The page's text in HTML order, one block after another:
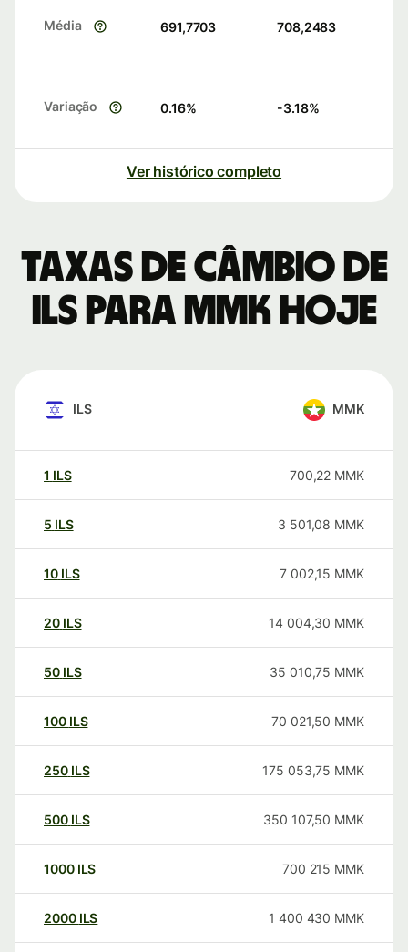
Média 691,7703 708,2483
Variação 0.16% -3.18%
Ver histórico completo
Taxas de câmbio de
ILS para MMK hoje
ILS MMK
1 ILS 700,22 MMK
5 ILS 3 501,08 MMK
10 ILS 7 002,15 MMK
20 ILS 14 004,30 MMK
50 ILS 35 010,75 MMK
100 ILS 70 021,50 MMK
250 ILS 175 053,75 MMK
500 ILS 350 107,50 MMK
1000 ILS 700 215 MMK
2000 ILS 1 400 430 MMK